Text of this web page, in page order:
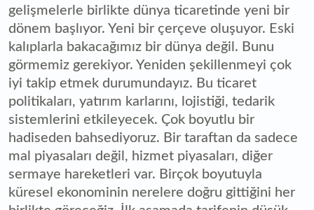
gelişmelerle birlikte dünya ticaretinde yeni bir
dönem başlıyor. Yeni bir çerçeve oluşuyor. Eski
kalıplarla bakacağımız bir dünya değil. Bunu
görmemiz gerekiyor. Yeniden şekillenmeyi çok
iyi takip etmek durumundayız. Bu ticaret
politikaları, yatırım karlarını, lojistiği, tedarik
sistemlerini etkileyecek. Çok boyutlu bir
hadiseden bahsediyoruz. Bir taraftan da sadece
mal piyasaları değil, hizmet piyasaları, diğer
sermaye hareketleri var. Birçok boyutuyla
küresel ekonominin nerelere doğru gittiğini her